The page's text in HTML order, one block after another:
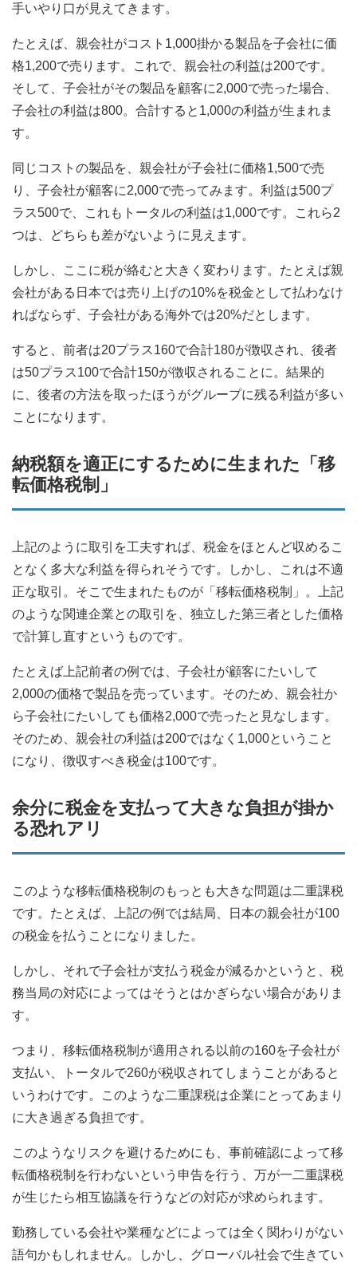
手いやり口が見えてきます。
たとえば、親会社がコスト1,000掛かる製品を子会社に価
格1,200で売ります。これで、親会社の利益は200です。
そして、子会社がその製品を顧客に2,000で売った場合、
子会社の利益は800。合計すると1,000の利益が生まれま
す。
同じコストの製品を、親会社が子会社に価格1,500で売
り、子会社が顧客に2,000で売ってみます。利益は500プ
ラス500で、これもトータルの利益は1,000です。これら2
つは、どちらも差がないように見えます。
しかし、ここに税が絡むと大きく変わります。たとえば親
会社がある日本では売り上げの10%を税金として払わなけ
ればならず、子会社がある海外では20%だとします。
すると、前者は20プラス160で合計180が徴収され、後者
は50プラス100で合計150が徴収されることに。結果的
に、後者の方法を取ったほうがグループに残る利益が多い
ことになります。
納税額を適正にするために生まれた「移
転価格税制」
上記のように取引を工夫すれば、税金をほとんど収めるこ
となく多大な利益を得られそうです。しかし、これは不適
正な取引。そこで生まれたものが「移転価格税制」。上記
のような関連企業との取引を、独立した第三者とした価格
で計算し直すというものです。
たとえば上記前者の例では、子会社が顧客にたいして
2,000の価格で製品を売っています。そのため、親会社か
ら子会社にたいしても価格2,000で売ったと見なします。
そのため、親会社の利益は200ではなく1,000ということ
になり、徴収すべき税金は100です。
余分に税金を支払って大きな負担が掛か
る恐れアリ
このような移転価格税制のもっとも大きな問題は二重課税
です。たとえば、上記の例では結局、日本の親会社が100
の税金を払うことになりました。
しかし、それで子会社が支払う税金が減るかというと、税
務当局の対応によってはそうとはかぎらない場合がありま
す。
つまり、移転価格税制が適用される以前の160を子会社が
支払い、トータルで260が税収されてしまうことがあると
いうわけです。このような二重課税は企業にとってあまり
に大き過ぎる負担です。
このようなリスクを避けるためにも、事前確認によって移
転価格税制を行わないという申告を行う、万が一二重課税
が生じたら相互協議を行うなどの対応が求められます。
勤務している会社や業種などによっては全く関わりがない
語句かもしれません。しかし、グローバル社会で生きてい